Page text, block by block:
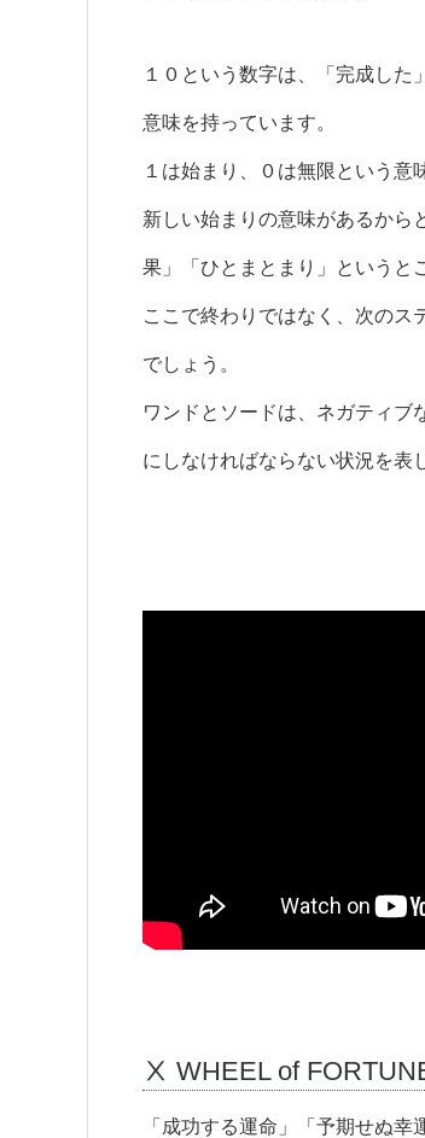
１０という数字は、「完成した
意味を持っています。
１は始まり、０は無限という意
新しい始まりの意味があるから
果」「ひとまとまり」というと
ここで終わりではなく、次のス
でしょう。
ワンドとソードは、ネガティブ
にしなければならない状況を表
Ⅹ WHEEL of
「成功する運命」「予期せぬ